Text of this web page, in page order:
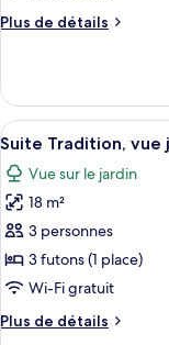
Quadruple
jardin
(Japanese
Style,
UME)
Plus de détails
Plus
le
type
de
chambre
Chambre
Quadruple
Tradition,
vue
jardin
(Japanese
Style,
UME)
Afficher
toutes
les
photos
pour
ce
type
chambre :
9
Suite Tradition, vue
Vue sur le jardin
18 m²
3 personnes
3 futons (1 place)
Wi-Fi gratuit
Plus de détails
Plus